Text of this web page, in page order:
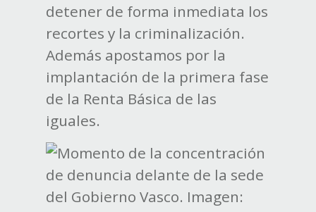
detener de forma inmediata los
recortes y la criminalización.
Además apostamos por la
implantación de la primera fase
de la Renta Básica de las
iguales.